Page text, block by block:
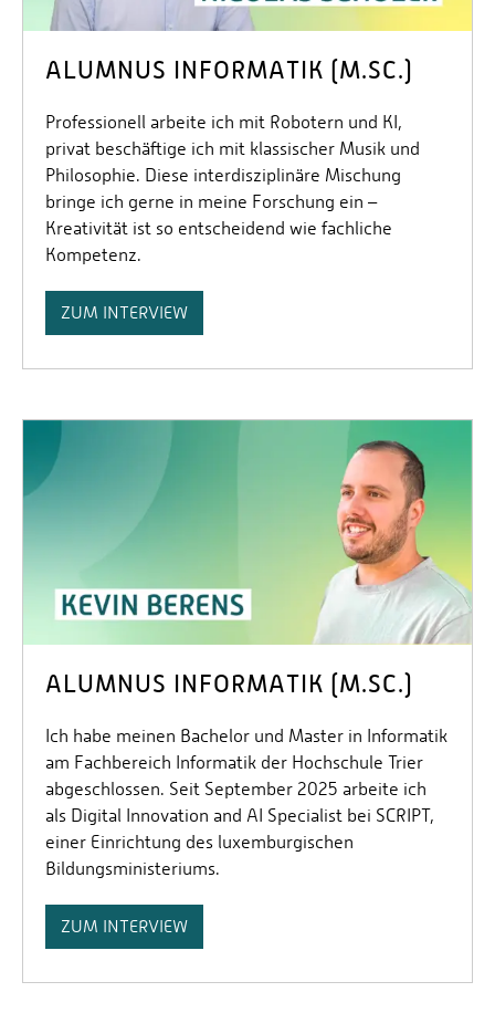
ALUMNUS INFORMATIK (M.SC.)
Professionell arbeite ich mit Robotern und KI,
privat beschäftige ich mit klassischer Musik und
Philosophie. Diese interdisziplinäre Mischung
bringe ich gerne in meine Forschung ein –
Kreativität ist so entscheidend wie fachliche
Kompetenz.
ZUM INTERVIEW
ALUMNUS INFORMATIK (M.SC.)
Ich habe meinen Bachelor und Master in Informatik
am Fachbereich Informatik der Hochschule Trier
abgeschlossen. Seit September 2025 arbeite ich
als Digital Innovation and AI Specialist bei SCRIPT,
einer Einrichtung des luxemburgischen
Bildungsministeriums.
ZUM INTERVIEW